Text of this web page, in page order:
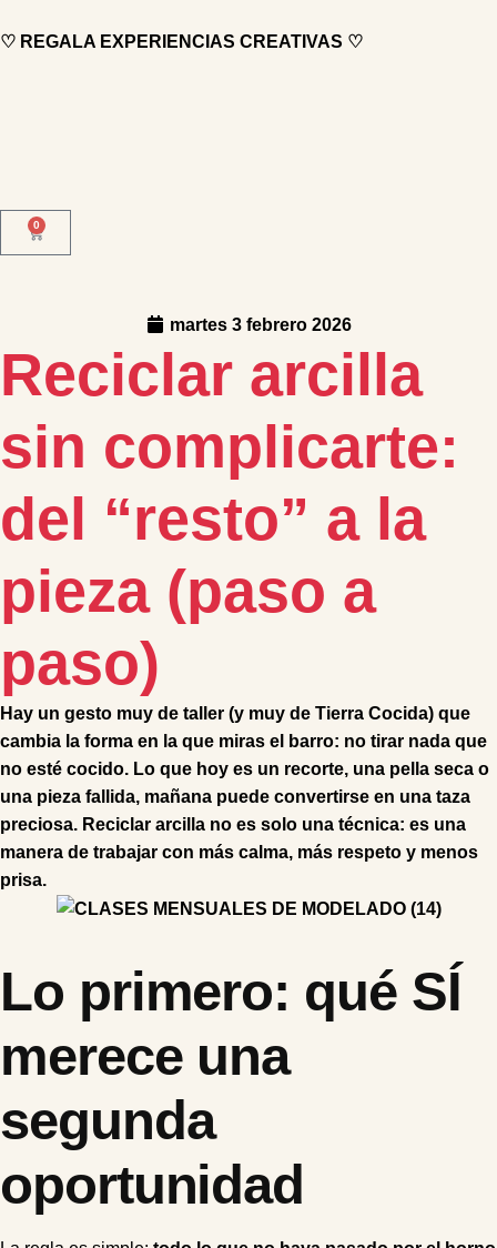
♡ REGALA EXPERIENCIAS CREATIVAS ♡
0
martes 3 febrero 2026
Reciclar arcilla
sin complicarte:
del “resto” a la
pieza (paso a
paso)
Hay un gesto muy de taller (y muy de Tierra Cocida) que
cambia la forma en la que miras el barro: no tirar nada que
no esté cocido. Lo que hoy es un recorte, una pella seca o
una pieza fallida, mañana puede convertirse en una taza
preciosa. Reciclar arcilla no es solo una técnica: es una
manera de trabajar con más calma, más respeto y menos
prisa.
Lo primero: qué SÍ
merece una
segunda
oportunidad